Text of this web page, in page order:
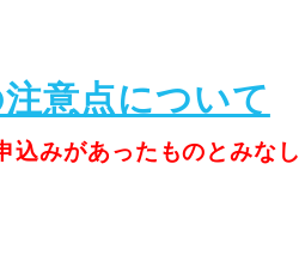
意点について
込みがあったものとみなし